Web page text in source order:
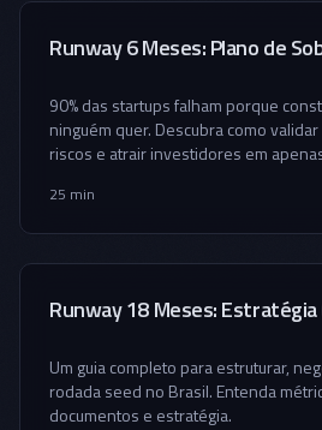
Runway 6 Meses: Plano de
90% das startups falham porque
ninguém quer. Descubra como
riscos e atrair investidores em
25 min
Runway 18 Meses: Estratégia
Um guia completo para estruturar,
rodada seed no Brasil. Entenda
documentos e estratégia.